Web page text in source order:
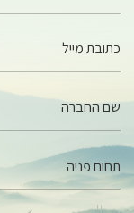
כתובת מייל
שם החברה